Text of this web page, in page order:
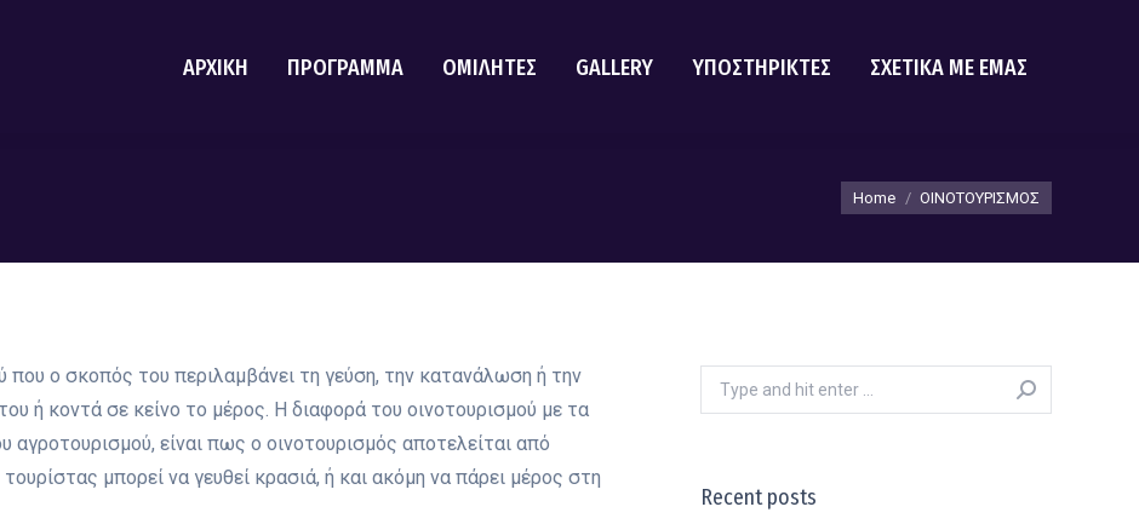
ΑΡΧΙΚΗ ΠΡΟΓΡΑΜΜΑ ΟΜΙΛΗΤΕΣ GALLERY ΥΠΟΣΤΗΡΙΚΤΕΣ ΣΧΕΤΙΚΑ ΜΕ ΕΜΑΣ
You are here:
Home ΟΙΝΟΤΟΥΡΙΣΜΟΣ
που ο σκοπός του περιλαμβάνει τη γεύση, την κατανάλωση ή την
ή κοντά σε κείνο το μέρος. Η διαφορά του οινοτουρισμού με τα
αγροτουρισμού, είναι πως ο οινοτουρισμός αποτελείται από
μπορεί να γευθεί κρασιά, ή και ακόμη να πάρει μέρος στη
Search:
Recent posts